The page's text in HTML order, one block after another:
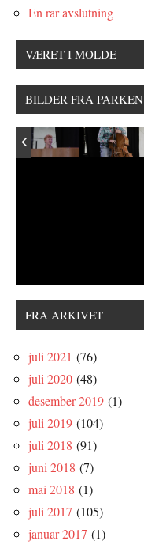
En rar avslutning
VÆRET I MOLDE
BILDER FRA PARKEN
FRA ARKIVET
juli 2021 (76)
juli 2020 (48)
desember 2019 (1)
juli 2019 (104)
juli 2018 (91)
juni 2018 (7)
mai 2018 (1)
juli 2017 (105)
januar 2017 (1)